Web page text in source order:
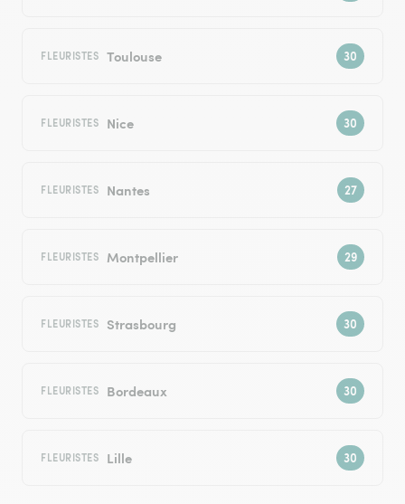
FLEURISTES Toulouse
FLEURISTES Nice
FLEURISTES Nantes
FLEURISTES Montpellier
FLEURISTES Strasbourg
FLEURISTES Bordeaux
FLEURISTES Lille